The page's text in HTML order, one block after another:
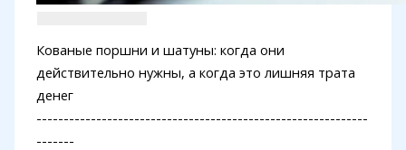
Кованые поршни и шатуны: когда они
действительно нужны, а когда это лишняя трата
денег
-------------------------------------------------------------
-------